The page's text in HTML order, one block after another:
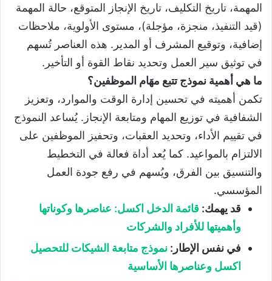
المهمة، تاريخ التكليف، تاريخ الإنجاز المتوقع، حالة المهمة
(قيد التنفيذ، منجزة، مؤجلة)، مستوى الأولوية، ملاحظات
إضافية، وتوقيع المشرف أو المدير. هذه العناصر تُسهم
في توثيق سير العمل وتحديد نقاط القوة أو التأخير.
ما هي أهمية نموذج تتبع مهَام الموظفين؟
تكمن أهميته في تحسين إدارة الوقت والموارد، وتعزيز
الشفافية في توزيع المهام ومتابعة الإنجاز. يُساعد النموذج
في تقييم الأداء، وتحديد العقبات، وتحفيز الموظفين على
الالتزام بالمواعيد. كما يُعد أداة فعالة في التخطيط
والتنسيق بين الفرق، ويُسهم في رفع جودة العمل
المؤسسي.
قد يهمك: قائمة الدخل اكسل: عناصرها وكوناتها
وأهميتها للأفراد والشركات
في نفس الإطار: نموذج متابعة الشيكات للتحصيل
اكسل وعناصرها الأساسية